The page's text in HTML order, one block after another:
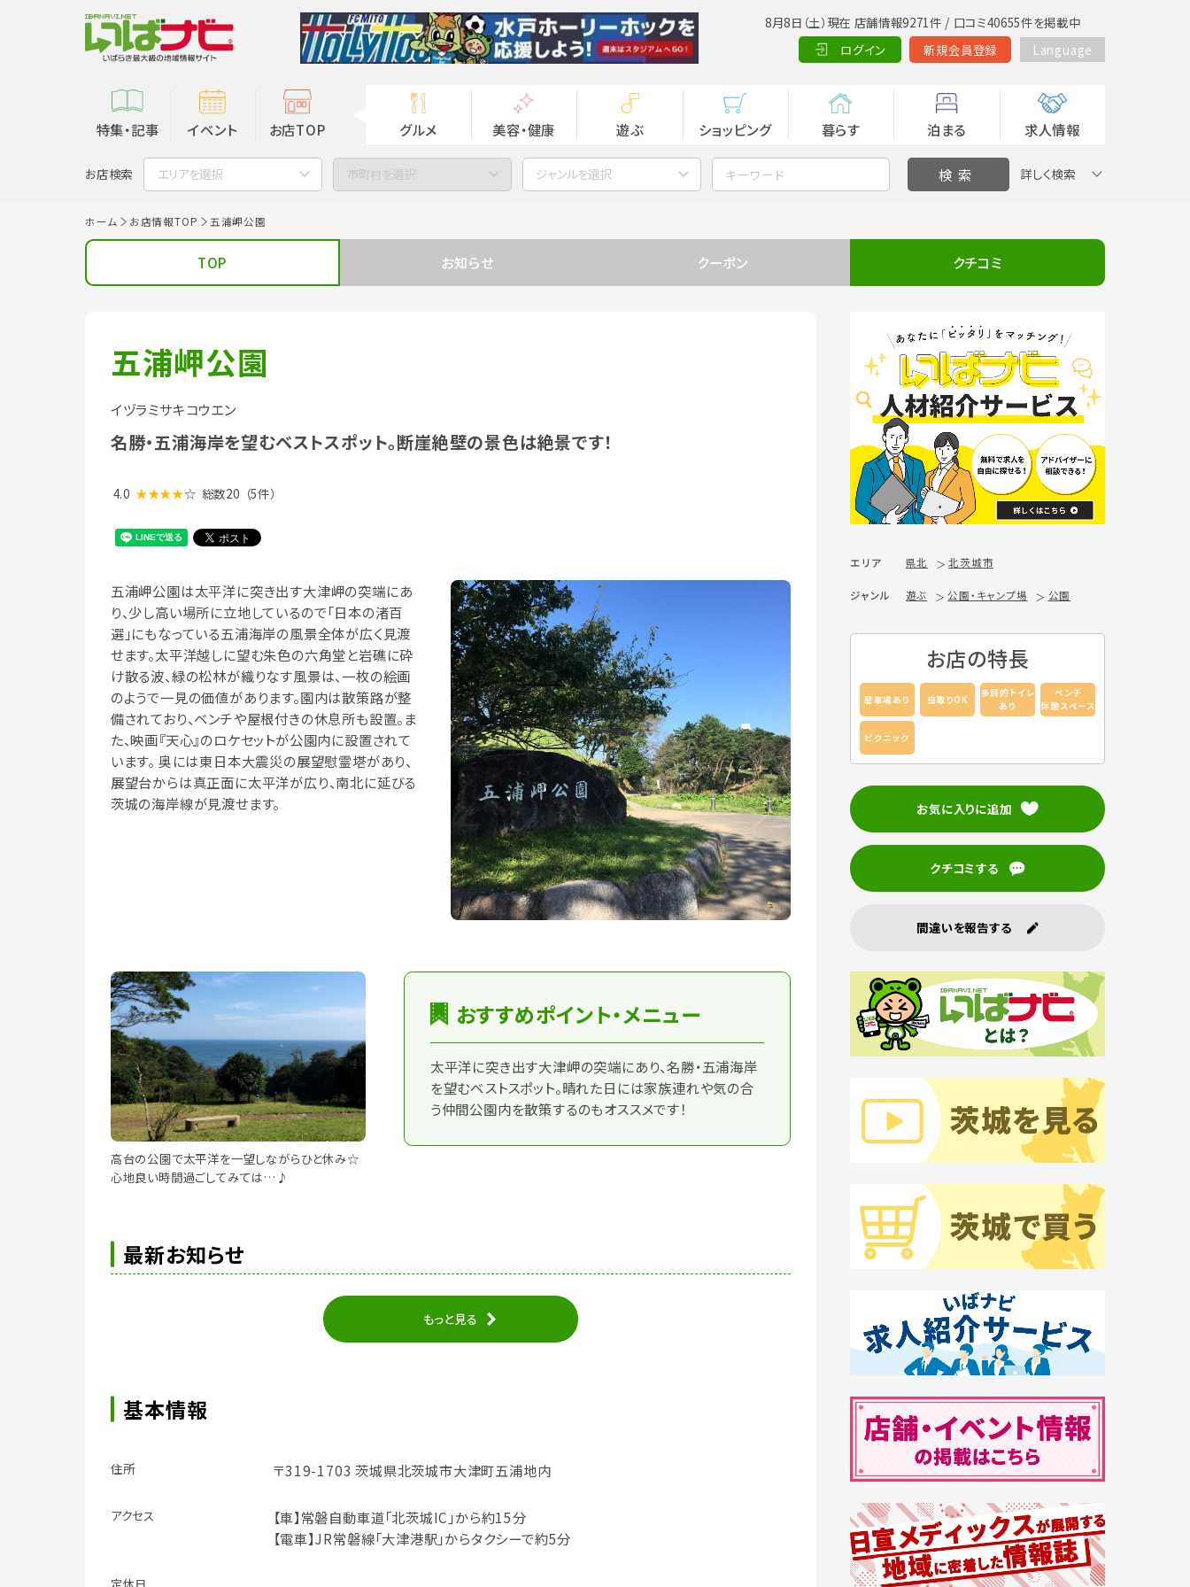
8月8日（土）現在 店舗情報9271件 / 口コミ40655件を掲載中
ログイン
新規会員登録 Language
特集・記事 イベント お店TOP グルメ 美容・健康 遊ぶ ショッピング 暮らす 泊まる 求人情報
お店検索 エリアを選択 市町村を選択 ジャンルを選択 詳しく検索
ホーム お店情報TOP 五浦岬公園
TOP お知らせ クーポン クチコミ
五浦岬公園
イヅラミサキコウエン
名勝・五浦海岸を望むベストスポット。断崖絶壁の景色は絶景です！
4.0 ★★★★☆ 総数20 （5件）
五浦岬公園は太平洋に突き出す大津岬の突端にあ
り、少し高い場所に立地しているので「日本の渚百
選」にもなっている五浦海岸の風景全体が広く見渡
せます。太平洋越しに望む朱色の六角堂と岩礁に砕
け散る波、緑の松林が織りなす風景は、一枚の絵画
のようで一見の価値があります。園内は散策路が整
備されており、ベンチや屋根付きの休息所も設置。ま
た、映画『天心』のロケセットが公園内に設置されて
います。 奥には東日本大震災の展望慰霊塔があり、
展望台からは真正面に太平洋が広り、南北に延びる
茨城の海岸線が見渡せます。
高台の公園で太平洋を一望しながらひと休み☆
心地良い時間過ごしてみては…♪
おすすめポイント・メニュー
太平洋に突き出す大津岬の突端にあり、名勝・五浦海岸
を望むベストスポット。晴れた日には家族連れや気の合
う仲間公園内を散策するのもオススメです！
最新お知らせ
もっと見る
基本情報
住所 〒319-1703 茨城県北茨城市大津町五浦地内
アクセス
【車】常磐自動車道「北茨城IC」から約15分
【電車】JR常磐線「大津港駅」からタクシーで約5分
エリア 県北 北茨城市
ジャンル 遊ぶ 公園・キャンプ場 公園
お店の特長
駐車場あり 虫取りOK
多目的トイレ
あり
ベンチ
休憩スペース
ピクニック
お気に入りに追加
クチコミする
間違いを報告する